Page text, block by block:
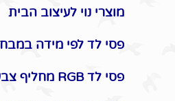
מוצרי נוי לעיצוב הבית
פסי לד לפי מידה
פסי לד RGB מחליף צבעים לפי מידה